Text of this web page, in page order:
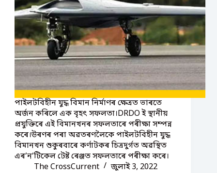
পাইলটবিহীন যুদ্ধ বিমান নিৰ্মাণৰ ক্ষেত্ৰত ভাৰতে
অর্জন কৰিলে এক বৃহৎ সফলতা।DRDO ই স্থানীয়
প্ৰযুক্তিৰে এই বিমানখনৰ সফলতাৰে পৰীক্ষা সম্পন্ন
কৰে।উৰণৰ পৰা অৱতৰণলৈকে পাইলটবিহীন যুদ্ধ
বিমানখন শুকুৰবাৰে কৰ্ণাটকৰ চিত্ৰদুৰ্গত অৱস্থিত
এৰ’ন’টিকেল টেষ্ট ৰেঞ্জত সফলতাৰে পৰীক্ষা কৰে।
The CrossCurrent
জুলাই 3, 2022